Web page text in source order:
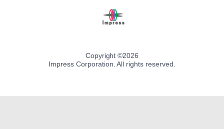
Copyright ©2026
Impress Corporation. All rights reserved.